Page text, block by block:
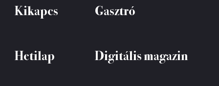
Kikapcs Gasztró
Hetilap Digitális magazin